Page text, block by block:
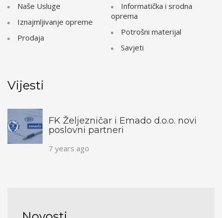
Naše Usluge
Iznajmljivanje opreme
Prodaja
Informatička i srodna
oprema
Potrošni materijal
Savjeti
Vijesti
FK Željezničar i Emado d.o.o. novi
poslovni partneri
7 years ago